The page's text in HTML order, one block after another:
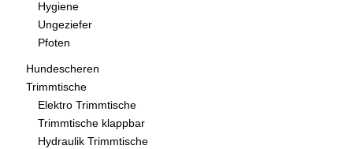
Hygiene
Ungeziefer
Pfoten
Hundescheren
Trimmtische
Elektro Trimmtische
Trimmtische klappbar
Hydraulik Trimmtische